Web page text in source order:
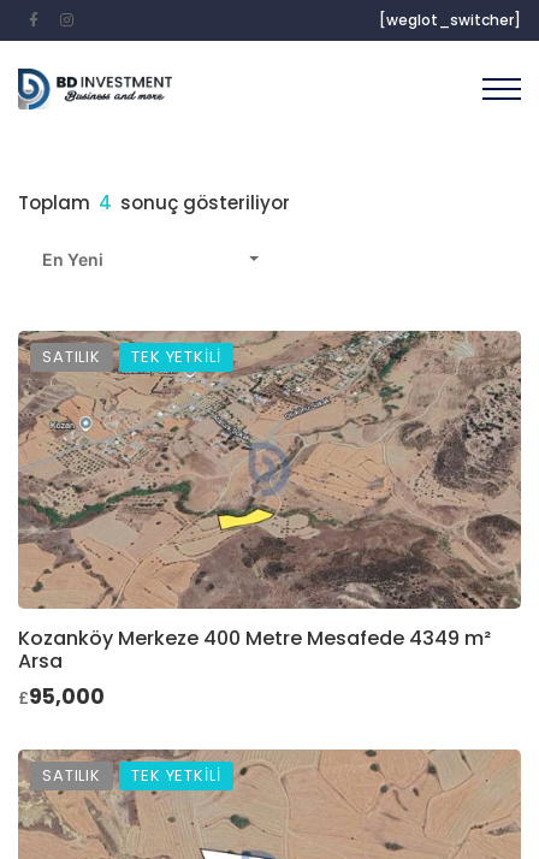
[weglot_switcher]
Toplam 4 sonuç gösteriliyor
En Yeni
SATILIK TEK YETKİLİ
Kozanköy Merkeze 400 Metre Mesafede 4349 m²
Arsa
£95,000
SATILIK TEK YETKİLİ